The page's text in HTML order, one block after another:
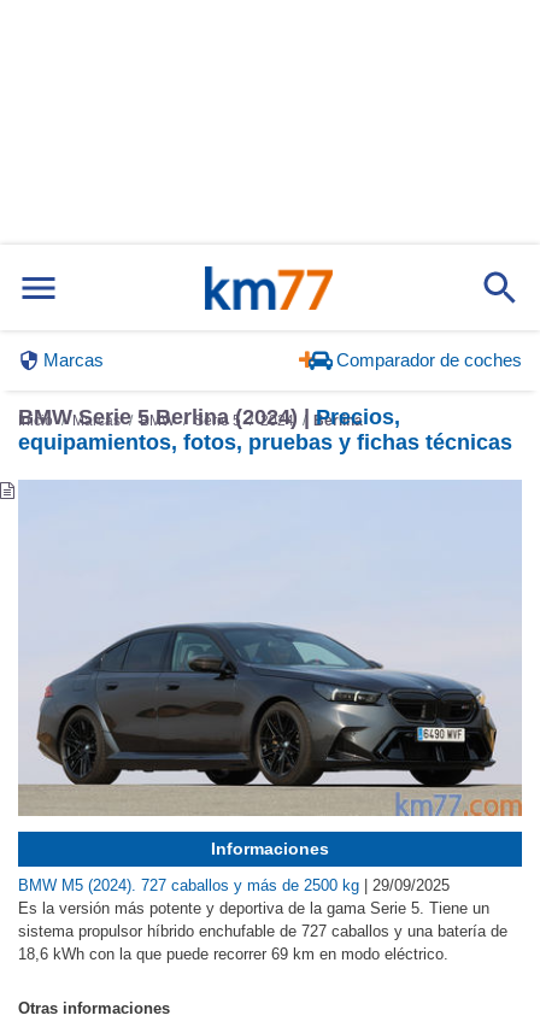
Marcas Comparador de coches
Inicio Marcas BMW Serie 5 2024 Berlina
BMW Serie 5 Berlina (2024) |Precios,
equipamientos, fotos, pruebas y fichas técnicas
Informaciones
BMW M5 (2024). 727 caballos y más de 2500 kg
29/09/2025
Es la versión más potente y deportiva de la gama Serie 5. Tiene un
sistema propulsor híbrido enchufable de 727 caballos y una batería de
18,6 kWh con la que puede recorrer 69 km en modo eléctrico.
Otras informaciones